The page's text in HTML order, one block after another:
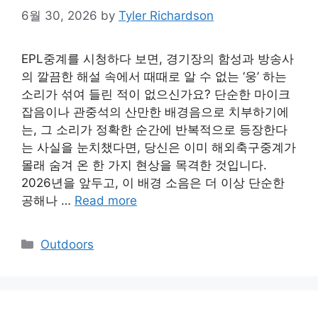
6월 30, 2026 by Tyler Richardson
EPL중계를 시청하다 보면, 경기장의 함성과 방송사
의 깔끔한 해설 속에서 때때로 알 수 없는 ‘웅’ 하는
소리가 섞여 들린 적이 없으신가요? 단순한 마이크
잡음이나 관중석의 산만한 배경음으로 치부하기에
는, 그 소리가 정확한 순간에 반복적으로 등장한다
는 사실을 눈치챘다면, 당신은 이미 해외축구중계가
몰래 숨겨 온 한 가지 현상을 목격한 것입니다.
2026년을 앞두고, 이 배경 소음은 더 이상 단순한
공해나 … Read more
Categories
Outdoors